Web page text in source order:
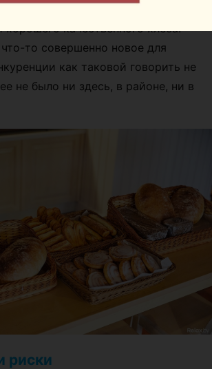
качественного хлеба.
то совершенно новое для
как таковой говорить не
не было ни здесь, в районе, ни в
риски